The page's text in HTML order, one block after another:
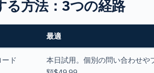
方法：3つの経路
最適
ド
本日試用。個別の問い合わせや